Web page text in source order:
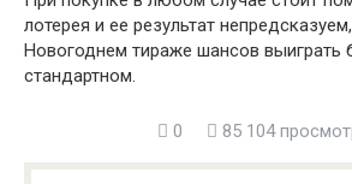
лотерея и ее результат
Новогоднем тираже шансов выиграть
стандартном.
0 85 104